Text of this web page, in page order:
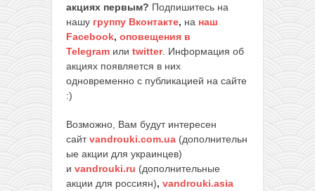
акциях первым? Подпишитесь на
нашу группу Вконтакте, на наш
Facebook, оповещения в
Telegram или twitter. Информация об
акциях появляется в них
одновременно с публикацией на сайте
:)
Возможно, Вам будут интересен
сайтvandrouki.com.ua (дополнительн
ые акции для украинцев)
и vandrouki.ru (дополнительные
акции для россиян), vandrouki.asia